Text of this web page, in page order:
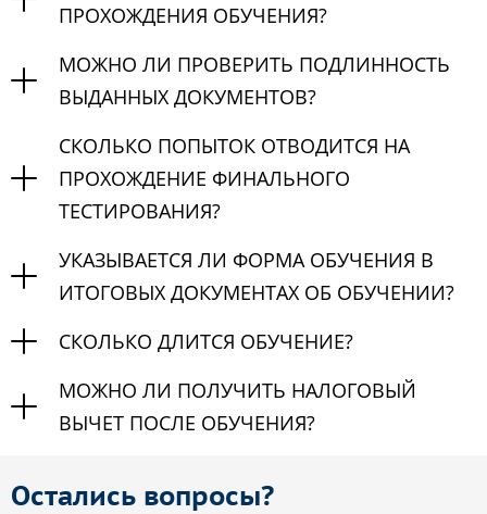
ПРОХОЖДЕНИЯ ОБУЧЕНИЯ?
МОЖНО ЛИ ПРОВЕРИТЬ ПОДЛИННОСТЬ
ВЫДАННЫХ ДОКУМЕНТОВ?
СКОЛЬКО ПОПЫТОК ОТВОДИТСЯ НА
ПРОХОЖДЕНИЕ ФИНАЛЬНОГО
ТЕСТИРОВАНИЯ?
УКАЗЫВАЕТСЯ ЛИ ФОРМА ОБУЧЕНИЯ В
ИТОГОВЫХ ДОКУМЕНТАХ ОБ ОБУЧЕНИИ?
СКОЛЬКО ДЛИТСЯ ОБУЧЕНИЕ?
МОЖНО ЛИ ПОЛУЧИТЬ НАЛОГОВЫЙ
ВЫЧЕТ ПОСЛЕ ОБУЧЕНИЯ?
Остались вопросы?